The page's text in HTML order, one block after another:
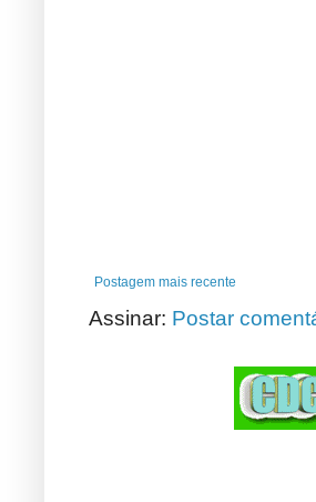
Postagem mais recente
Assinar: Postar